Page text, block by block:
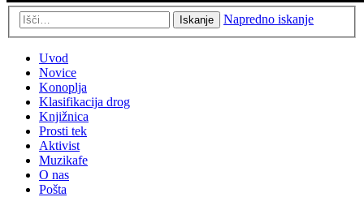
Iskanje Napredno iskanje
Uvod
Novice
Konoplja
Klasifikacija drog
Knjižnica
Prosti tek
Aktivist
Muzikafe
O nas
Pošta